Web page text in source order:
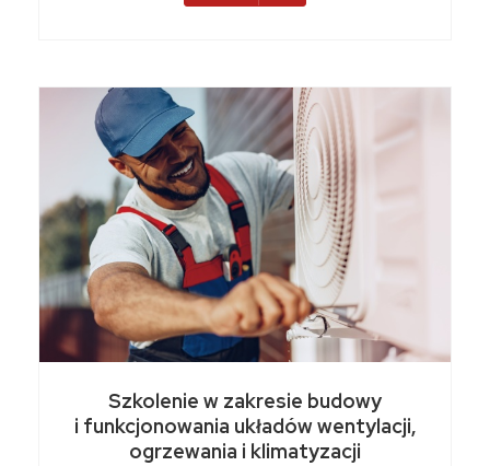
Szkolenie w zakresie budowy
i funkcjonowania układów wentylacji,
ogrzewania i klimatyzacji